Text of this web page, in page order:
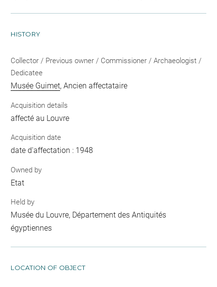
HISTORY
Collector / Previous owner / Commissioner / Archaeologist /
Dedicatee
Musée Guimet, Ancien affectataire
Acquisition details
affecté au Louvre
Acquisition date
date d'affectation : 1948
Owned by
Etat
Held by
Musée du Louvre, Département des Antiquités
égyptiennes
LOCATION OF OBJECT